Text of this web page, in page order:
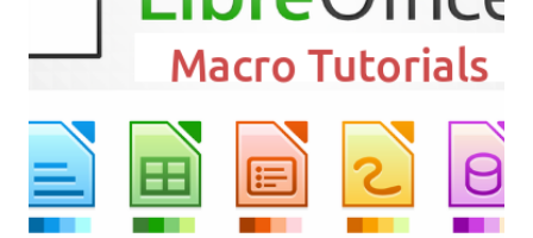
instalar codecs de áudio e outros complementos,
executando: $ sudo apt-get install --install-suggests
kodi Para remover, execute: $ sudo apt-get remove